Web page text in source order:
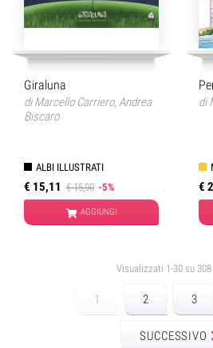
Giraluna
diMarcello Carriero, Andrea
Biscaro
ALBI ILLUSTRATI
€ 15,11 € 15,90 -5%
AGGIUNGI
di
€
Visualizzati 1-30 su
1 2 3
SUCCESSIVO